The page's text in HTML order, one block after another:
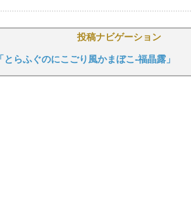
投稿ナビゲーション
らふぐのにこごり風かまぼこ‐福晶露」